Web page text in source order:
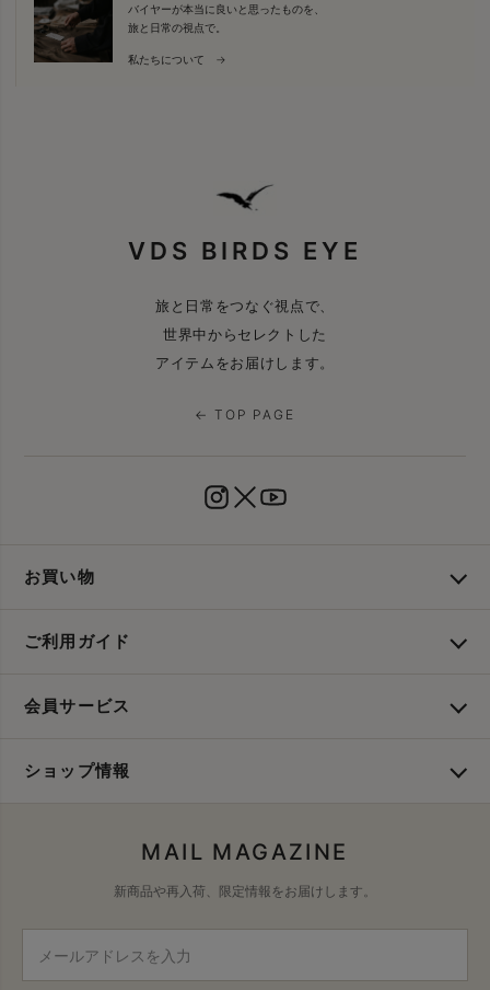
バイヤーが本当に良いと思ったものを、
旅と日常の視点で。
私たちについて →
VDS BIRDS EYE
旅と日常をつなぐ視点で、
世界中からセレクトした
アイテムをお届けします。
← TOP PAGE
お買い物
ご利用ガイド
会員サービス
ショップ情報
MAIL MAGAZINE
新商品や再入荷、限定情報をお届けします。